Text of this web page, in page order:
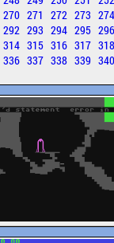
270 271 272 273
292 293 294 295
314 315 316 317
336 337 338 339